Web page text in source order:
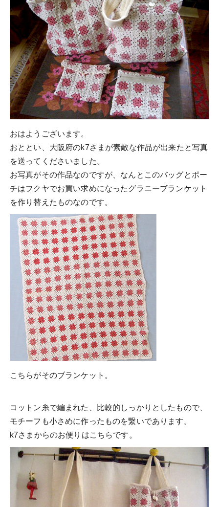
おはようございます。
おととい、大阪府のk7さまが素敵な作品が出来たと写真
を送ってくださいました。
お写真がその作品なのですが、なんとこのバッグとポー
チはフクヤでお買い求めになったグラニーブランケット
を作り替えたものなのです。
こちらがそのブランケット。
コットン糸で編まれた、比較的しっかりとしたもので、
モチーフも小さめに作ったものを繋いであります。
k7さまからのお便りはこちらです。